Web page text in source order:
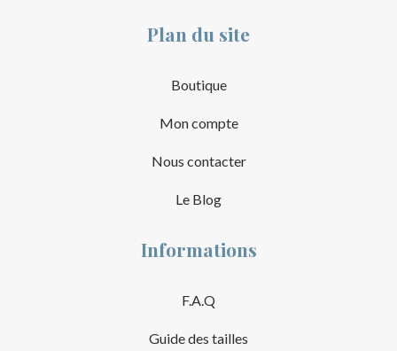
Plan du site
Boutique
Mon compte
Nous contacter
Le Blog
Informations
F.A.Q
Guide des tailles